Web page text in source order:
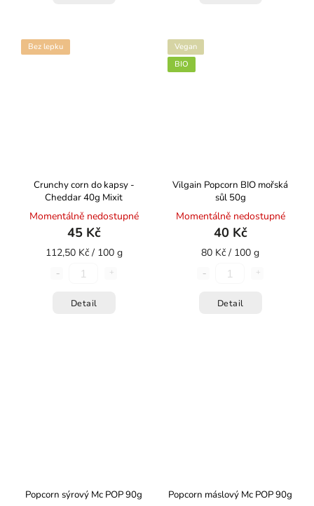
Bez lepku
Crunchy corn do kapsy -
Cheddar 40g Mixit
Momentálně nedostupné
45 Kč
112,50 Kč / 100 g
Detail
Vegan
BIO
Vilgain Popcorn BIO mořská
sůl 50g
Momentálně nedostupné
40 Kč
80 Kč / 100 g
Detail
Popcorn sýrový Mc POP 90g Popcorn máslový Mc POP 90g